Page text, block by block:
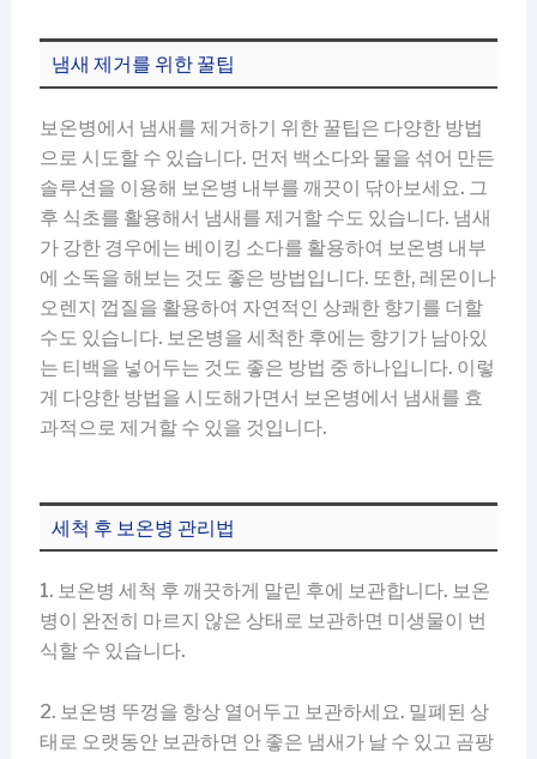
냄새 제거를 위한 꿀팁
보온병에서 냄새를 제거하기 위한 꿀팁은 다양한 방법
으로 시도할 수 있습니다. 먼저 백소다와 물을 섞어 만든
솔루션을 이용해 보온병 내부를 깨끗이 닦아보세요. 그
후 식초를 활용해서 냄새를 제거할 수도 있습니다. 냄새
가 강한 경우에는 베이킹 소다를 활용하여 보온병 내부
에 소독을 해보는 것도 좋은 방법입니다. 또한, 레몬이나
오렌지 껍질을 활용하여 자연적인 상쾌한 향기를 더할
수도 있습니다. 보온병을 세척한 후에는 향기가 남아있
는 티백을 넣어두는 것도 좋은 방법 중 하나입니다. 이렇
게 다양한 방법을 시도해가면서 보온병에서 냄새를 효
과적으로 제거할 수 있을 것입니다.
세척 후 보온병 관리법
1. 보온병 세척 후 깨끗하게 말린 후에 보관합니다. 보온
병이 완전히 마르지 않은 상태로 보관하면 미생물이 번
식할 수 있습니다.
2. 보온병 뚜껑을 항상 열어두고 보관하세요. 밀폐된 상
태로 오랫동안 보관하면 안 좋은 냄새가 날 수 있고 곰팡